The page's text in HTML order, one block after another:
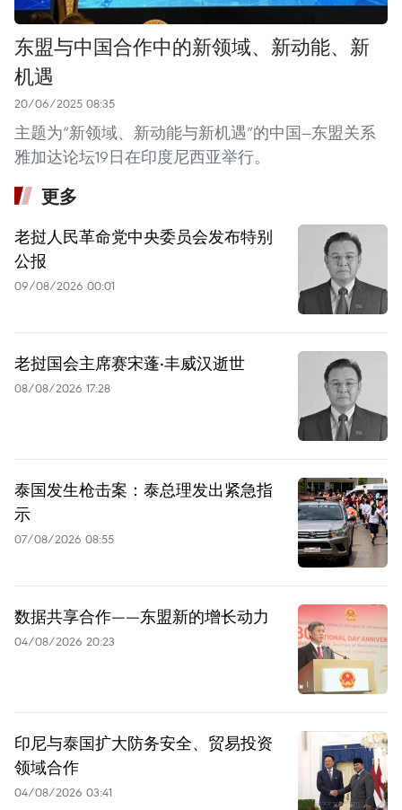
东盟与中国合作中的新领域、新动能、新
机遇
20/06/2025 08:35
主题为“新领域、新动能与新机遇”的中国—东盟关系
雅加达论坛19日在印度尼西亚举行。
更多
老挝人民革命党中央委员会发布特别
公报
09/08/2026 00:01
老挝国会主席赛宋蓬·丰威汉逝世
08/08/2026 17:28
泰国发生枪击案：泰总理发出紧急指
示
07/08/2026 08:55
数据共享合作——东盟新的增长动力
04/08/2026 20:23
印尼与泰国扩大防务安全、贸易投资
领域合作
04/08/2026 03:41